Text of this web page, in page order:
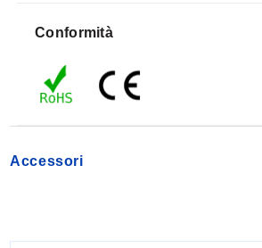
Selezionabile:
Cortocircuito sensore:
(<3,6 mA)
Scala di fabbrica:Uscita 4 a 20 mA
impostazione predefinita
Isolamento In-Out:Non isolato
Conformità
Accessori